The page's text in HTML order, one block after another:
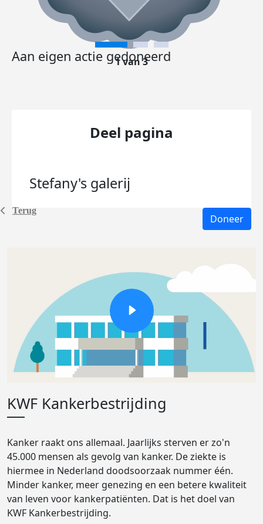
Terug
Aan eigen actie gedoneerd
1 van 3
Deel pagina
Stefany's galerij
Doneer
KWF Kankerbestrijding
Kanker raakt ons allemaal. Jaarlijks sterven er zo'n
45.000 mensen als gevolg van kanker. De ziekte is
hiermee in Nederland doodsoorzaak nummer één.
Minder kanker, meer genezing en een betere kwaliteit
van leven voor kankerpatiënten. Dat is het doel van
KWF Kankerbestrijding.